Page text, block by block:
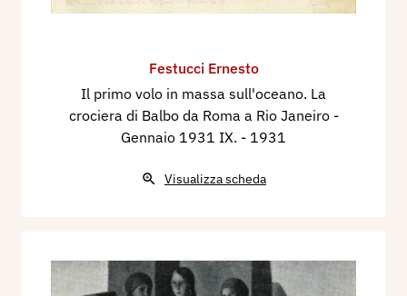
Festucci Ernesto
Il primo volo in massa sull'oceano. La
crociera di Balbo da Roma a Rio Janeiro -
Gennaio 1931 IX. - 1931
Visualizza scheda